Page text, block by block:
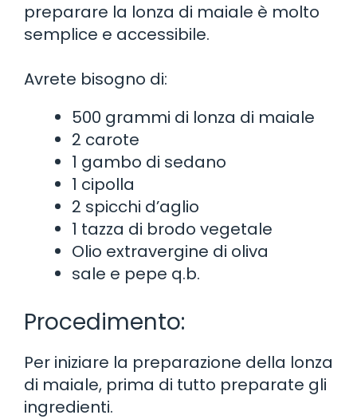
preparare la lonza di maiale è molto
semplice e accessibile.
Avrete bisogno di:
500 grammi di lonza di maiale
2 carote
1 gambo di sedano
1 cipolla
2 spicchi d’aglio
1 tazza di brodo vegetale
Olio extravergine di oliva
sale e pepe q.b.
Procedimento:
Per iniziare la preparazione della lonza
di maiale, prima di tutto preparate gli
ingredienti.